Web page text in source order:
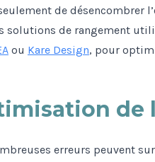
de désencombrer
solutions de rangement
ou Kare Design, pour
de
erreurs peuvent